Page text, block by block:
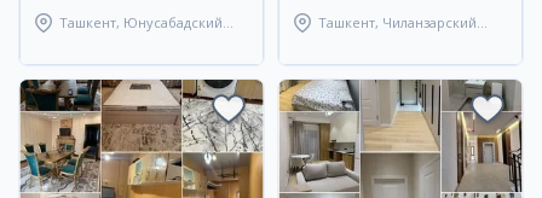
Ташкент, Юнусабадский
Ташкент, Чиланзарский